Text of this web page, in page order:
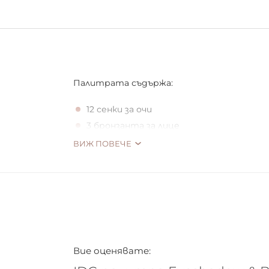
Палитрата съдържа:
12 сенки за очи
3 бронзанта за лице
ВИЖ ПОВЕЧЕ
Вие оценявате: